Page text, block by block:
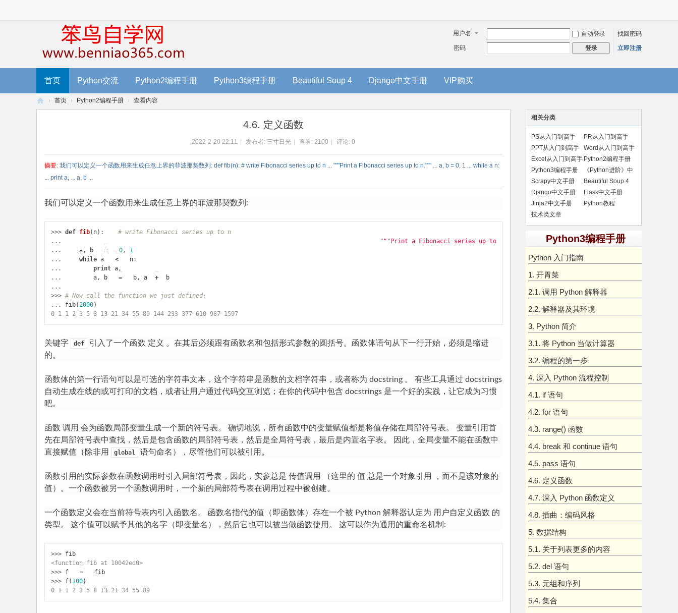
用户名 自动登录
找回密码
密码
登录 立即注册
首页 Python交流 Python2编程手册 Python3编程手册 Beautiful Soup 4 Django中文手册 VIP购买
› 首页 › Python2编程手册 › 查看内容
4.6. 定义函数
2022-2-20 22:11 发布者: 三寸日光 查看: 2100 评论: 0
摘要: 我们可以定义一个函数用来生成任意上界的菲波那契数列: def fib(n): # write Fibonacci series up to n ... """Print a Fibonacci series up to n.""" ... a, b = 0, 1 ... while a n:
... print a, ... a, b ...
我们可以定义一个函数用来生成任意上界的菲波那契数列:
>>> def fib( n):
# write Fibonacci series up to n
...
"""Print a Fibonacci series up to n."""
...
a, b = 0,
1
...
while a < n:
...
print a,
...
a, b = b, a +
b
...
>>> # Now call the function we just defined:
... fib(2000)
0 1 1 2 3 5 8 13 21 34 55 89 144 233 377 610 987 1597
关键字 def 引入了一个函数 定义 。在其后必须跟有函数名和包括形式参数的圆括号。函数体语句从下一行开始，必须是缩进
的。
函数体的第一行语句可以是可选的字符串文本，这个字符串是函数的文档字符串，或者称为 docstring 。 有些工具通过 docstrings
自动生成在线的或可打印的文档，或者让用户通过代码交互浏览；在你的代码中包含 docstrings 是一个好的实践，让它成为习惯
吧。
函数 调用 会为函数局部变量生成一个新的符号表。 确切地说，所有函数中的变量赋值都是将值存储在局部符号表。 变量引用首
先在局部符号表中查找，然后是包含函数的局部符号表，然后是全局符号表，最后是内置名字表。 因此，全局变量不能在函数中
直接赋值（除非用
global 语句命名），尽管他们可以被引用。
函数引用的实际参数在函数调用时引入局部符号表，因此，实参总是 传值调用 （这里的 值 总是一个对象引用 ，而不是该对象的
值）。一个函数被另一个函数调用时，一个新的局部符号表在调用过程中被创建。
一个函数定义会在当前符号表内引入函数名。 函数名指代的值（即函数体）存在一个被 Python 解释器认定为 用户自定义函数 的
类型。 这个值可以赋予其他的名字（即变量名），然后它也可以被当做函数使用。 这可以作为通用的重命名机制:
>>> fib
<function fib at 10042ed0>
>>> f =
fib
>>> f( 100)
0 1 1 2 3 5 8 13 21 34 55 89
相关分类
PS从入门到高手
PR从入门到高手
PPT从入门到高手
Word从入门到高手
Excel从入门到高手 Python2编程手册
Python3编程手册
《Python进阶》中
文版
Scrapy中文手册
Beautiful Soup 4
手册
Django中文手册
Flask中文手册
Jinja2中文手册
Python教程
技术类文章
Python3编程手册
Python 入门指南
1. 开胃菜
2.1. 调用 Python 解释器
2.2. 解释器及其环境
3. Python 简介
3.1. 将 Python 当做计算器
3.2. 编程的第一步
4. 深入 Python 流程控制
4.1. if 语句
4.2. for 语句
4.3. range() 函数
4.4. break 和 continue 语句
4.5. pass 语句
4.6. 定义函数
4.7. 深入 Python 函数定义
4.8. 插曲：编码风格
5. 数据结构
5.1. 关于列表更多的内容
5.2. del 语句
5.3. 元组和序列
5.4. 集合